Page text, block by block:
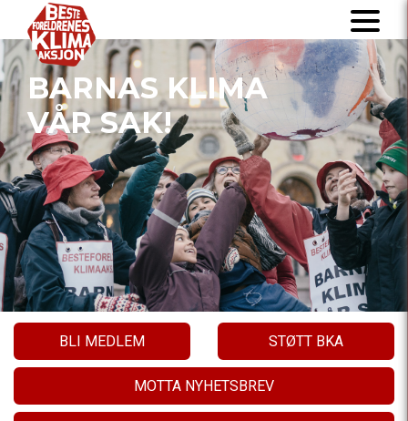
BARNAS KLIMA
VÅR SAK!
BLI MEDLEM STØTT BKA
MOTTA NYHETSBREV